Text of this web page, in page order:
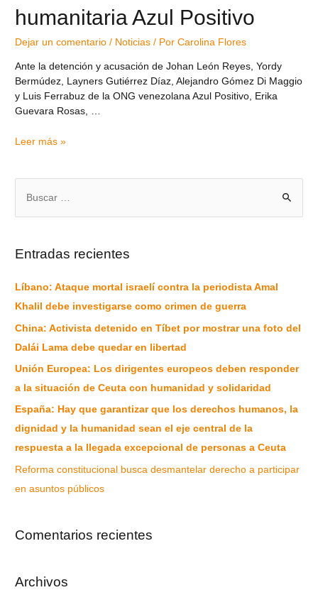
humanitaria Azul Positivo
Dejar un comentario / Noticias / PorCarolina Flores
Ante la detención y acusación de Johan León Reyes, Yordy
Bermúdez, Layners Gutiérrez Díaz, Alejandro Gómez Di Maggio
y Luis Ferrabuz de la ONG venezolana Azul Positivo, Erika
Guevara Rosas, …
Leer más »
Entradas recientes
Líbano: Ataque mortal israelí contra la periodista Amal
Khalil debe investigarse como crimen de guerra
China: Activista detenido en Tíbet por mostrar una foto del
Dalái Lama debe quedar en libertad
Unión Europea: Los dirigentes europeos deben responder
a la situación de Ceuta con humanidad y solidaridad
España: Hay que garantizar que los derechos humanos, la
dignidad y la humanidad sean el eje central de la
respuesta a la llegada excepcional de personas a Ceuta
Reforma constitucional busca desmantelar derecho a participar
en asuntos públicos
Comentarios recientes
Archivos